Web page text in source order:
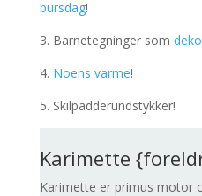
bursdag!
3. Barnetegninger som
4. Noens varme!
5. Skilpadderundstykker!
Karimette
Karimette er primus motor